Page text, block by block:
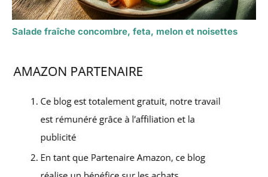
Salade fraîche concombre, feta, melon et noisettes